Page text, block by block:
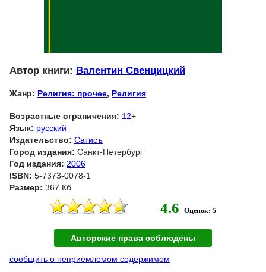
Автор книги: Валентин Свенцицкий
Жанр: Религия: прочее, Религия
Возрастные ограничения: 12+
Язык: русский
Издательство: Сатисъ
Город издания: Санкт-Петербург
Год издания: 2006
ISBN: 5-7373-0078-1
Размер: 367 Кб
4.6 Оценок: 5
Авторские права соблюдены
сообщить о неприемлемом содержимом